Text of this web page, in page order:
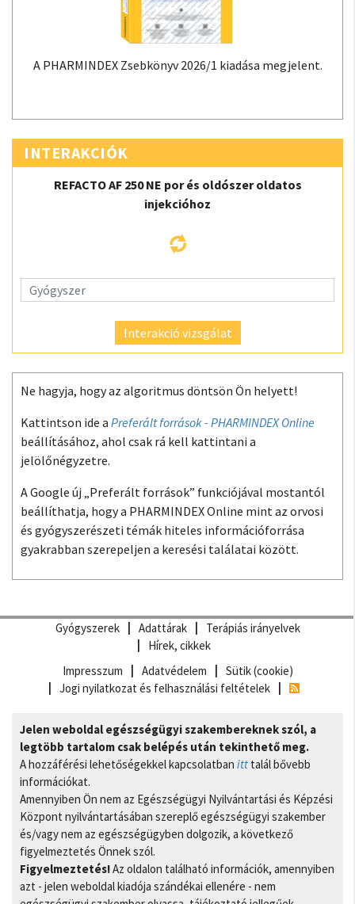
A PHARMINDEX Zsebkönyv 2026/1 kiadása megjelent.
INTERAKCIÓK
REFACTO AF 250 NE por és oldószer oldatos
injekcióhoz
Interakció vizsgálat
Ne hagyja, hogy az algoritmus döntsön Ön helyett!
Kattintson ide a Preferált források - PHARMINDEX Online
beállításához, ahol csak rá kell kattintani a
jelölőnégyzetre.
A Google új „Preferált források” funkciójával mostantól
beállíthatja, hogy a PHARMINDEX Online mint az orvosi
és gyógyszerészeti témák hiteles információforrása
gyakrabban szerepeljen a keresési találatai között.
Gyógyszerek Adattárak
Terápiás irányelvek
Hírek, cikkek
Impresszum
Adatvédelem
Sütik (cookie)
Jogi nyilatkozat és felhasználási feltételek
Jelen weboldal egészségügyi szakembereknek szól, a
legtöbb tartalom csak belépés után tekinthető meg.
A hozzáférési lehetőségekkel kapcsolatban itt talál bővebb
információkat.
Amennyiben Ön nem az Egészségügyi Nyilvántartási és Képzési
Központ nyilvántartásában szereplő egészségügyi szakember
és/vagy nem az egészségügyben dolgozik, a következő
figyelmeztetés Önnek szól.
Figyelmeztetés!Az oldalon található információk, amennyiben
azt - jelen weboldal kiadója szándékai ellenére - nem